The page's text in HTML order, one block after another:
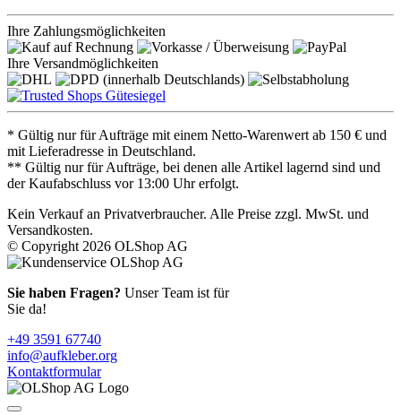
Ihre Zahlungsmöglichkeiten
Ihre Versandmöglichkeiten
* Gültig nur für Aufträge mit einem Netto-Warenwert ab 150 € und
mit Lieferadresse in Deutschland.
** Gültig nur für Aufträge, bei denen alle Artikel lagernd sind und
der Kaufabschluss vor 13:00 Uhr erfolgt.
Kein Verkauf an Privatverbraucher. Alle Preise zzgl. MwSt. und
Versandkosten.
© Copyright 2026 OLShop AG
Sie haben Fragen? Unser Team ist für
Sie da!
+49 3591 67740
info@aufkleber.org
Kontaktformular